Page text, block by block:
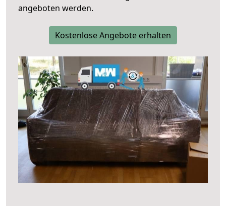
angeboten werden.
Kostenlose Angebote erhalten